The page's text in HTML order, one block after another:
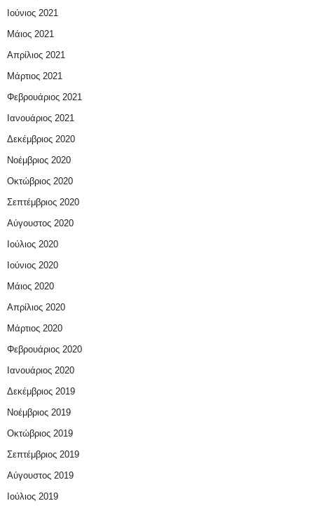
Ιούνιος 2021
Μάιος 2021
Απρίλιος 2021
Μάρτιος 2021
Φεβρουάριος 2021
Ιανουάριος 2021
Δεκέμβριος 2020
Νοέμβριος 2020
Οκτώβριος 2020
Σεπτέμβριος 2020
Αύγουστος 2020
Ιούλιος 2020
Ιούνιος 2020
Μάιος 2020
Απρίλιος 2020
Μάρτιος 2020
Φεβρουάριος 2020
Ιανουάριος 2020
Δεκέμβριος 2019
Νοέμβριος 2019
Οκτώβριος 2019
Σεπτέμβριος 2019
Αύγουστος 2019
Ιούλιος 2019